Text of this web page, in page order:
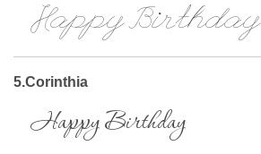
Happy Birthday
5.Corinthia
Happy Birthday